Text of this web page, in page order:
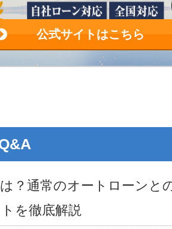
公式サイトはこちら
？通常のオートローンと
を徹底解説